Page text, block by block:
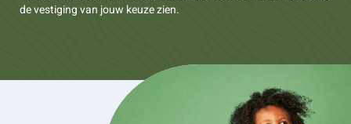
de vestiging van jouw keuze zien.